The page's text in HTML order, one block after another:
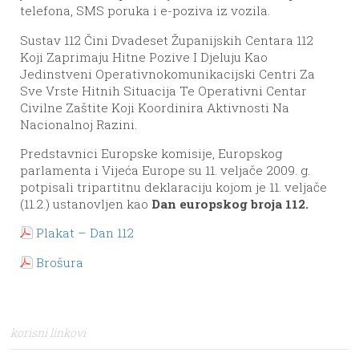
telefona, SMS poruka i e-poziva iz vozila.
Sustav 112 Čini Dvadeset Županijskih Centara 112
Koji Zaprimaju Hitne Pozive I Djeluju Kao
Jedinstveni Operativnokomunikacijski Centri Za
Sve Vrste Hitnih Situacija Te Operativni Centar
Civilne Zaštite Koji Koordinira Aktivnosti Na
Nacionalnoj Razini.
Predstavnici Europske komisije, Europskog
parlamenta i Vijeća Europe su 11. veljače 2009. g.
potpisali tripartitnu deklaraciju kojom je 11. veljače
(11.2.) ustanovljen kao Dan europskog broja 112.
Plakat – Dan 112
Brošura
korisni linkovi